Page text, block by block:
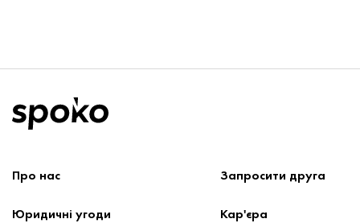
Про нас Запроcити друга
Юридичні угоди Кар'єра